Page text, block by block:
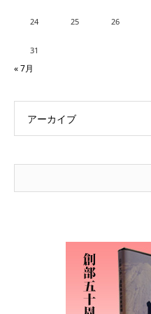
24 25 26
31
« 7月
アーカイブ